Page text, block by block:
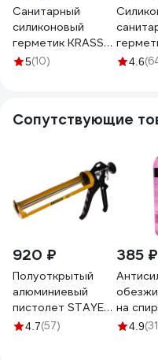
Санитарный
силиконовый
герметик KRASS
белый, 300 мл
5(10)
S205
4.6
Сопутствующие
920 ₽
Полуоткрытый
алюминиевый
пистолет STAYER
Professional 310мл
4.7(57)
385 ₽
на
основе
4.9